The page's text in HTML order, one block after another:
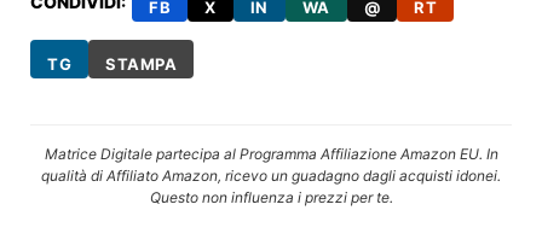
FB X IN WA @ RT
TG STAMPA
Matrice Digitale partecipa al Programma Affiliazione Amazon EU. In
qualità di Affiliato Amazon, ricevo un guadagno dagli acquisti idonei.
Questo non influenza i prezzi per te.